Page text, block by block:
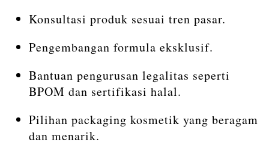
Konsultasi produk sesuai tren pasar.
Pengembangan formula eksklusif.
Bantuan pengurusan legalitas seperti
BPOM dan sertifikasi halal.
Pilihan packaging kosmetik yang beragam
dan menarik.